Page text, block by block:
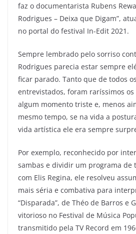
faz o documentarista Rubens
Rodrigues – Deixa que Digam”,
no portal do festival In-Edit 2021.
Sempre lembrado pelo sorriso
Rodrigues parecia estar sempre
ficar parado. Tanto que de todos
entrevistados, foram raríssimos
algum momento triste e, menos
mesmo tempo, se na vida a
vida artística ele era sempre
Por exemplo, reconhecido por
sambas e dividir um programa de
com Elis Regina, ele resolveu
mais séria e combativa para
“Disparada”, de Théo de Barros e
vitorioso no Festival de Música
transmitido pela TV Record em